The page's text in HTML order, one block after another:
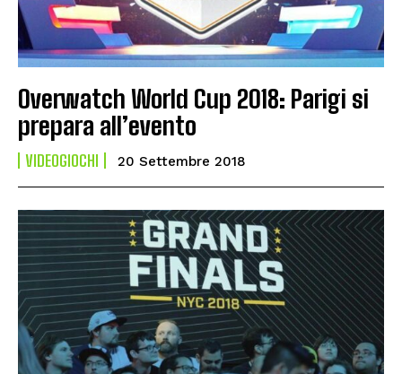
Overwatch World Cup 2018: Parigi si
prepara all’evento
VIDEOGIOCHI 20 Settembre 2018